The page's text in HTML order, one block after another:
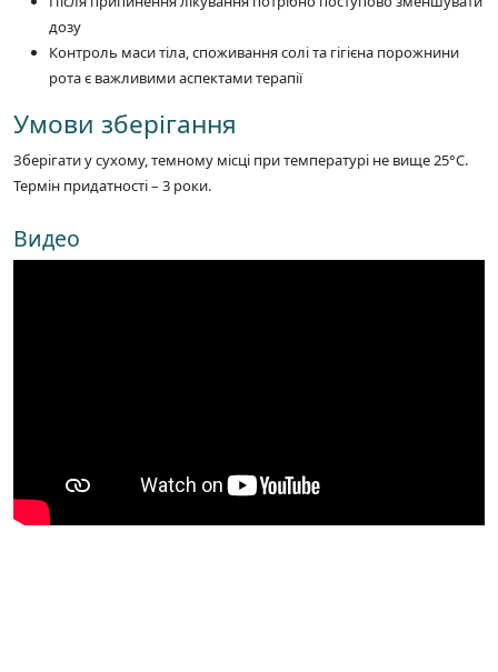
дозу
Контроль маси тіла, споживання солі та гігієна порожнини
рота є важливими аспектами терапії
Умови зберігання
Зберігати у сухому, темному місці при температурі не вище 25°C.
Термін придатності – 3 роки.
Видео